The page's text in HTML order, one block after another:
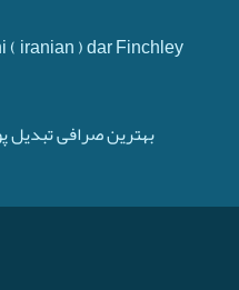
( iranian ) dar Finchley
بهترین صرافی تبدیل